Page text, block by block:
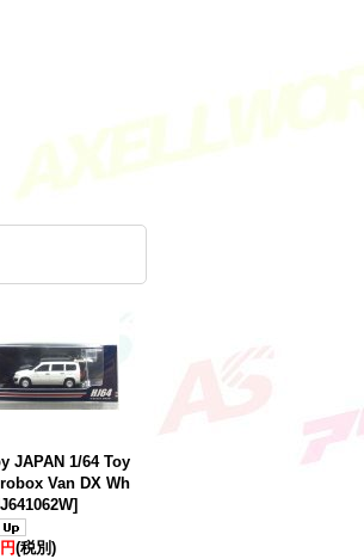
JAPAN 1/64 Toy
Van DX Wh
]
(税別)